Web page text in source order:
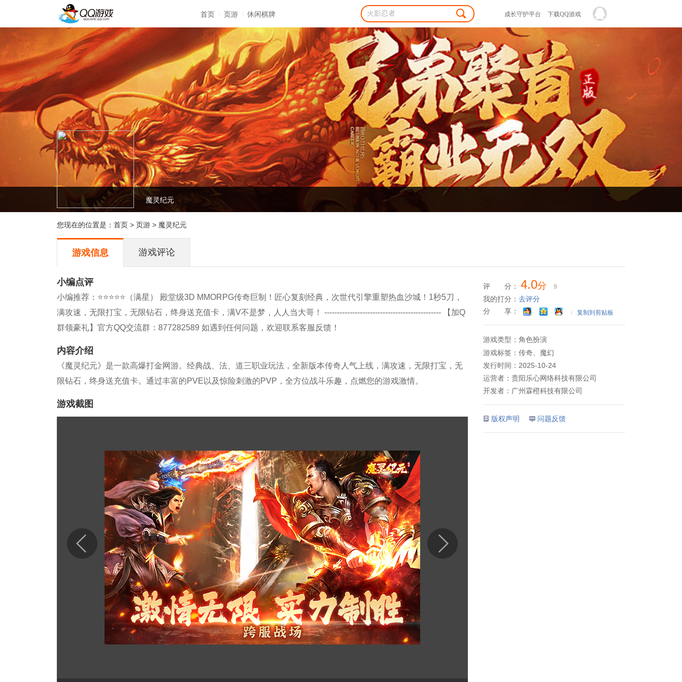
首页 页游 休闲棋牌 成长守护平台 下载QQ游戏
魔灵纪元
您现在的位置是： 首页 > 页游 > 魔灵纪元
游戏信息 游戏评论
小编点评
小编推荐：⭐⭐⭐⭐⭐（满星） 殿堂级3D MMORPG传奇巨制！匠心复刻经典，次世代引擎重塑热血沙城！1秒5刀，
满攻速，无限打宝，无限钻石，终身送充值卡，满V不是梦，人人当大哥！ ---------------------------------------------- 【加Q
群领豪礼】官方QQ交流群：877282589 如遇到任何问题，欢迎联系客服反馈！
内容介绍
《魔灵纪元》是一款高爆打金网游。经典战、法、道三职业玩法，全新版本传奇人气上线，满攻速，无限打宝，无
限钻石，终身送充值卡。通过丰富的PVE以及惊险刺激的PVP，全方位战斗乐趣，点燃您的游戏激情。
游戏截图
评 分： 4.0分 9
我的打分： 去评分
分 享：
复制到剪贴板
游戏类型： 角色扮演
游戏标签： 传奇、魔幻
发行时间： 2025-10-24
运营者： 贵阳乐心网络科技有限公司
开发者： 广州霖橙科技有限公司
版权声明 问题反馈